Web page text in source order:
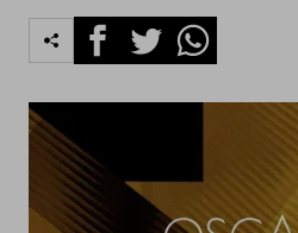
FacebookTwitterWhatsapp